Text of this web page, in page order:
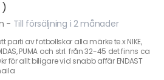
)
- Till försäljning i 2 månader
parti av fotbollskor alla märke te.x NIKE,
PUMA och strl. från 32-45 det finns ca
för allt biligare vid snabb affär ENDAST